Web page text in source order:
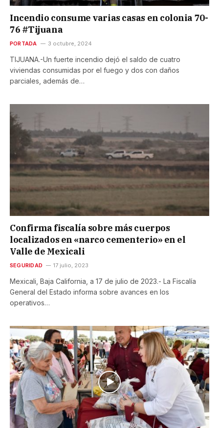
Incendio consume varias casas en colonia 70-
76 #Tijuana
PORTADA 3 octubre, 2024
TIJUANA.-Un fuerte incendio dejó el saldo de cuatro
viviendas consumidas por el fuego y dos con daños
parciales, además de…
Confirma fiscalía sobre más cuerpos
localizados en «narco cementerio» en el
Valle de Mexicali
SEGURIDAD 17 julio, 2023
Mexicali, Baja California, a 17 de julio de 2023.- La Fiscalía
General del Estado informa sobre avances en los
operativos…